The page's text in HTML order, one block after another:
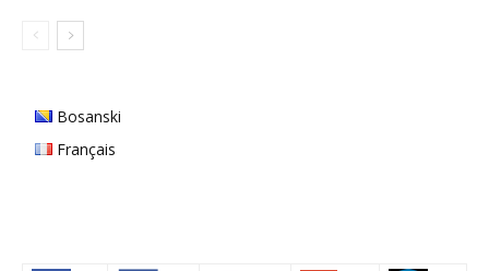
Bosanski
Français